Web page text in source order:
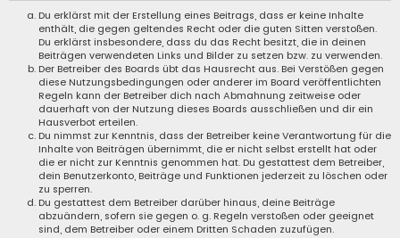
Du erklärst mit der Erstellung eines Beitrags, dass er keine Inhalte
enthält, die gegen geltendes Recht oder die guten Sitten verstoßen.
Du erklärst insbesondere, dass du das Recht besitzt, die in deinen
Beiträgen verwendeten Links und Bilder zu setzen bzw. zu verwenden.
Der Betreiber des Boards übt das Hausrecht aus. Bei Verstößen gegen
diese Nutzungsbedingungen oder anderer im Board veröffentlichten
Regeln kann der Betreiber dich nach Abmahnung zeitweise oder
dauerhaft von der Nutzung dieses Boards ausschließen und dir ein
Hausverbot erteilen.
Du nimmst zur Kenntnis, dass der Betreiber keine Verantwortung für die
Inhalte von Beiträgen übernimmt, die er nicht selbst erstellt hat oder
die er nicht zur Kenntnis genommen hat. Du gestattest dem Betreiber,
dein Benutzerkonto, Beiträge und Funktionen jederzeit zu löschen oder
zu sperren.
Du gestattest dem Betreiber darüber hinaus, deine Beiträge
abzuändern, sofern sie gegen o. g. Regeln verstoßen oder geeignet
sind, dem Betreiber oder einem Dritten Schaden zuzufügen.